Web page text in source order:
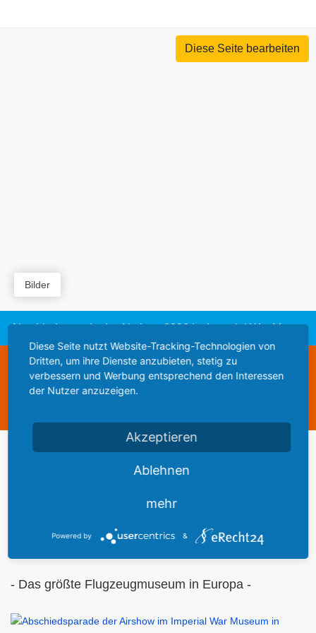
Diese Seite bearbeiten
Bilder
Abschiedsparade der Airshow 2006 im Imperial War Museum in Duxford (GB)
Diese Webseite steht zum Verkauf
This website is for sale
Imperial War MuseumDuxford
- Das größte Flugzeugmuseum in Europa -
Diese Seite nutzt Website-Tracking-Technologien von
Dritten, um ihre Dienste anzubieten, stetig zu
verbessern und Werbung entsprechend den Interessen
der Nutzer anzuzeigen.
Akzeptieren
Ablehnen
mehr
Powered by &